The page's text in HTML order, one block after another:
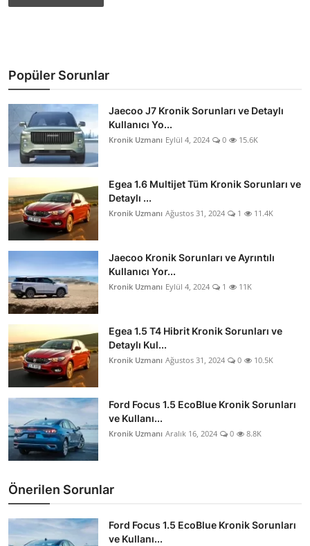
Popüler Sorunlar
Jaecoo J7 Kronik Sorunları ve Detaylı
Kullanıcı Yo...
Kronik Uzmanı Eylül 4, 2024 0 15.6K
Egea 1.6 Multijet Tüm Kronik Sorunları ve
Detaylı ...
Kronik Uzmanı Ağustos 31, 2024 1 11.4K
Jaecoo Kronik Sorunları ve Ayrıntılı
Kullanıcı Yor...
Kronik Uzmanı Eylül 4, 2024 1 11K
Egea 1.5 T4 Hibrit Kronik Sorunları ve
Detaylı Kul...
Kronik Uzmanı Ağustos 31, 2024 0 10.5K
Ford Focus 1.5 EcoBlue Kronik Sorunları
ve Kullanı...
Kronik Uzmanı Aralık 16, 2024 0 8.8K
Önerilen Sorunlar
Ford Focus 1.5 EcoBlue Kronik Sorunları
ve Kullanı...